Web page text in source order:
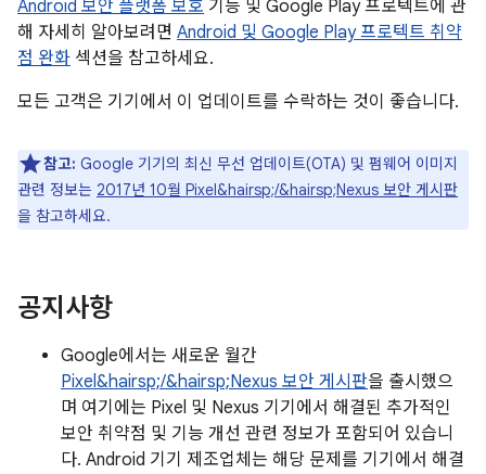
Android 보안 플랫폼 보호 기능 및 Google Play 프로텍트에 관
해 자세히 알아보려면 Android 및 Google Play 프로텍트 취약
점 완화 섹션을 참고하세요.
모든 고객은 기기에서 이 업데이트를 수락하는 것이 좋습니다.
참고: Google 기기의 최신 무선 업데이트(OTA) 및 펌웨어 이미지
관련 정보는 2017년 10월 Pixel&hairsp;/&hairsp;Nexus 보안 게시판
을 참고하세요.
공지사항
Google에서는 새로운 월간
Pixel&hairsp;/&hairsp;Nexus 보안 게시판을 출시했으
며 여기에는 Pixel 및 Nexus 기기에서 해결된 추가적인
보안 취약점 및 기능 개선 관련 정보가 포함되어 있습니
다. Android 기기 제조업체는 해당 문제를 기기에서 해결